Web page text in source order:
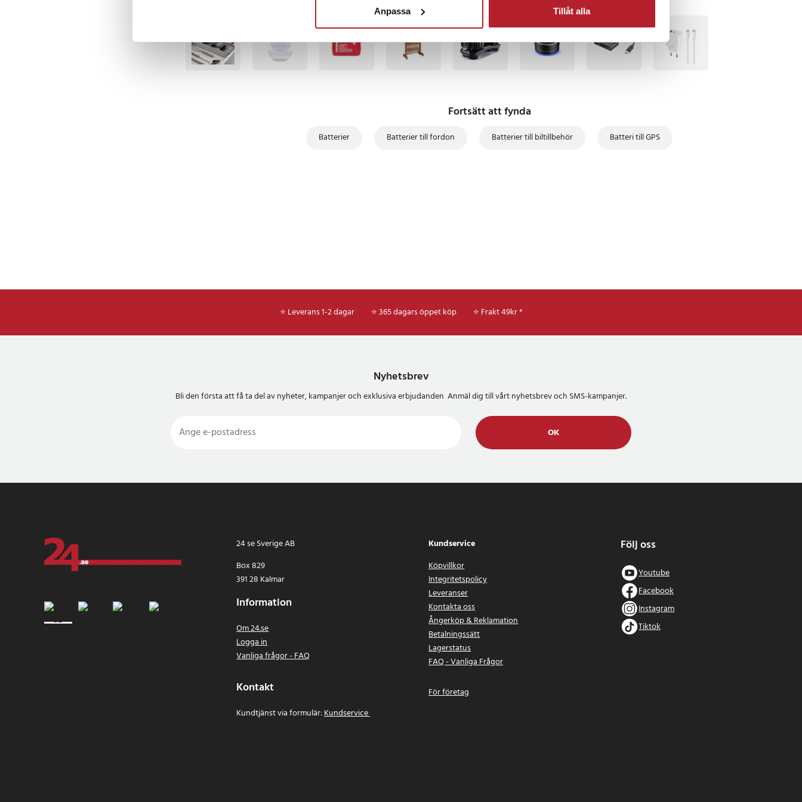
Anpassa Tillåt alla
Fortsätt att fynda
Batterier Batterier till fordon Batterier till biltillbehör Batteri till GPS
⭐ Leverans 1-2 dagar ⭐ 365 dagars öppet köp ⭐ Frakt 49kr *
Nyhetsbrev
Bli den första att få ta del av nyheter, kampanjer och exklusiva erbjudanden Anmäl dig till vårt nyhetsbrev och SMS-kampanjer.
OK
24 se Sverige AB
Box 829
391 28 Kalmar
Information
Om 24.se
Logga in
Vanliga frågor - FAQ
Kontakt
Kundtjänst via formulär:Kundservice
Kundservice
Köpvillkor
Integritetspolicy
Leveranser
Kontakta oss
Ångerköp & Reklamation
Betalningssätt
Lagerstatus
FAQ - Vanliga Frågor
För företag
Följ oss
Youtube
Facebook
Instagram
Tiktok